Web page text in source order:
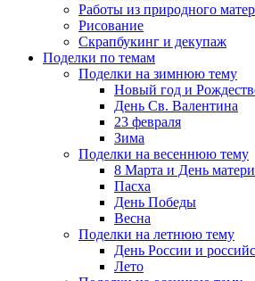
Работы из природного
Рисование
Скрапбукинг и декупаж
Поделки по темам
Поделки на зимнюю тему
Новый год и
День Св. Валентина
23 февраля
Зима
Поделки на весеннюю тему
8 Марта и День матери
Пасха
День Победы
Весна
Поделки на летнюю тему
День России и
Лето